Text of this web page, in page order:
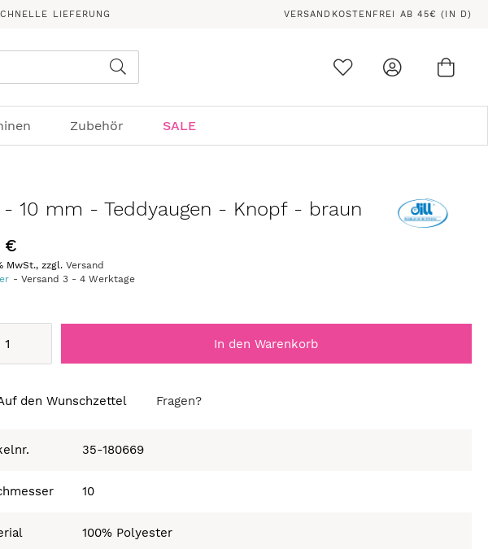
LIEFERUNG VERSANDKOSTENFREI AB 45€ (IN D)
Zubehör SALE
- 10 mm - Teddyaugen - Knopf - braun
€
MwSt., zzgl.Versand
Versand3 -4 Werktage
In den Warenkorb
den Wunschzettel Fragen?
35-180669
10
100% Polyester